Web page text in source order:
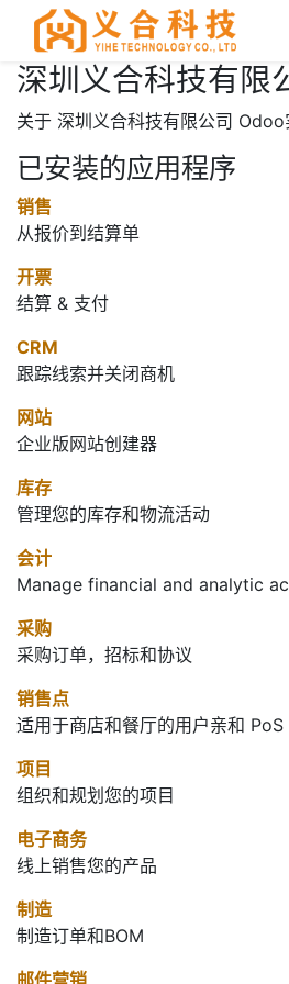
深圳义合科技有限
关于 深圳义合科技有限公司 Odoo
已安装的应用程序
销售
从报价到结算单
开票
结算 & 支付
CRM
跟踪线索并关闭商机
网站
企业版网站创建器
库存
管理您的库存和物流活动
会计
Manage financial and analytic
采购
采购订单，招标和协议
销售点
适用于商店和餐厅的用户亲和 PoS
项目
组织和规划您的项目
电子商务
线上销售您的产品
制造
制造订单和BOM
邮件营销